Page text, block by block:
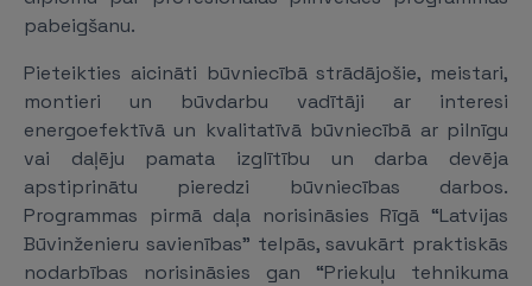
pabeigšanu.
Pieteikties aicināti būvniecībā strādājošie, meistari,
montieri un būvdarbu vadītāji ar interesi
energoefektīvā un kvalitatīvā būvniecībā ar pilnīgu
vai daļēju pamata izglītību un darba devēja
apstiprinātu pieredzi būvniecības darbos.
Programmas pirmā daļa norisināsies Rīgā “Latvijas
Būvinženieru savienības” telpās, savukārt praktiskās
nodarbības norisināsies gan “Priekuļu tehnikuma